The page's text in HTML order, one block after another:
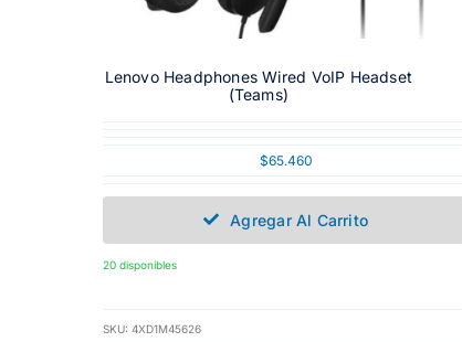
Lenovo Headphones Wired VoIP Headset
(Teams)
$65.460
Agregar Al Carrito
20 disponibles
SKU: 4XD1M45626